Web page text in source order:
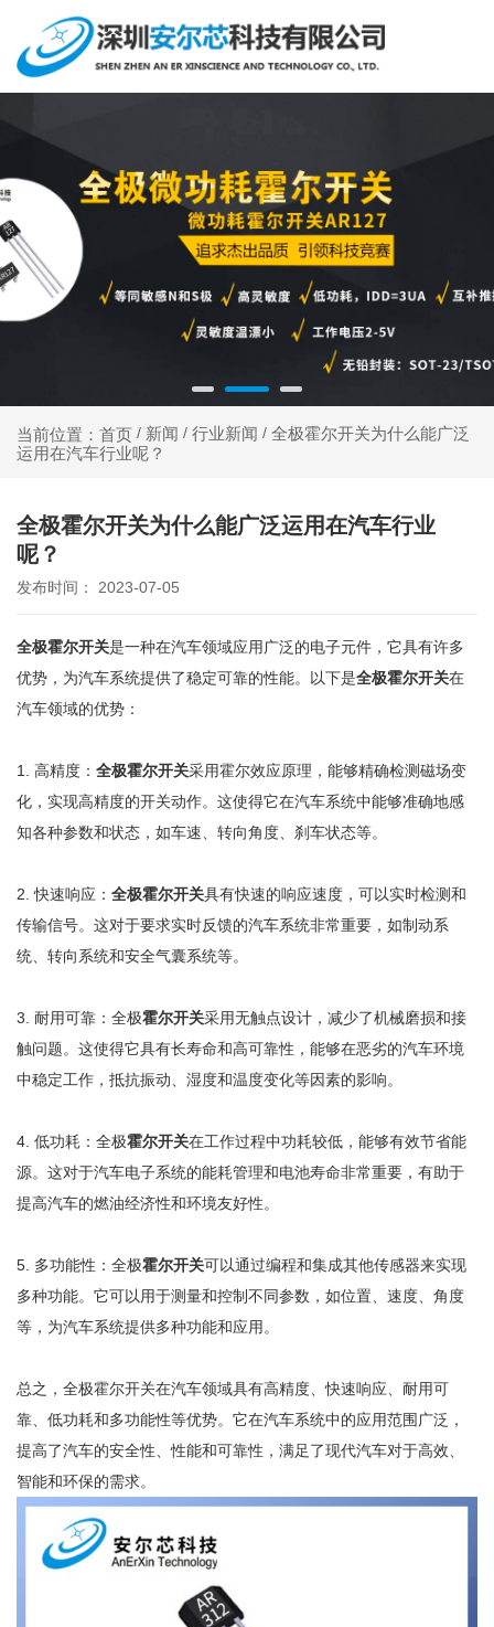
当前位置：首页 / 新闻 / 行业新闻 / 全极霍尔开关为什么能广泛
运用在汽车行业呢？
全极霍尔开关为什么能广泛运用在汽车行业
呢？
发布时间： 2023-07-05
全极霍尔开关是一种在汽车领域应用广泛的电子元件，它具有许多
优势，为汽车系统提供了稳定可靠的性能。以下是全极霍尔开关在
汽车领域的优势：
1. 高精度： 全极霍尔开关采用霍尔效应原理，能够精确检测磁场变
化，实现高精度的开关动作。这使得它在汽车系统中能够准确地感
知各种参数和状态，如车速、转向角度、刹车状态等。
2. 快速响应： 全极霍尔开关具有快速的响应速度，可以实时检测和
传输信号。这对于要求实时反馈的汽车系统非常重要，如制动系
统、转向系统和安全气囊系统等。
3. 耐用可靠：全极霍尔开关采用无触点设计，减少了机械磨损和接
触问题。这使得它具有长寿命和高可靠性，能够在恶劣的汽车环境
中稳定工作，抵抗振动、湿度和温度变化等因素的影响。
4. 低功耗：全极霍尔开关在工作过程中功耗较低，能够有效节省能
源。这对于汽车电子系统的能耗管理和电池寿命非常重要，有助于
提高汽车的燃油经济性和环境友好性。
5. 多功能性：全极霍尔开关可以通过编程和集成其他传感器来实现
多种功能。它可以用于测量和控制不同参数，如位置、速度、角度
等，为汽车系统提供多种功能和应用。
总之，全极霍尔开关在汽车领域具有高精度、快速响应、耐用可
靠、低功耗和多功能性等优势。它在汽车系统中的应用范围广泛，
提高了汽车的安全性、性能和可靠性，满足了现代汽车对于高效、
智能和环保的需求。